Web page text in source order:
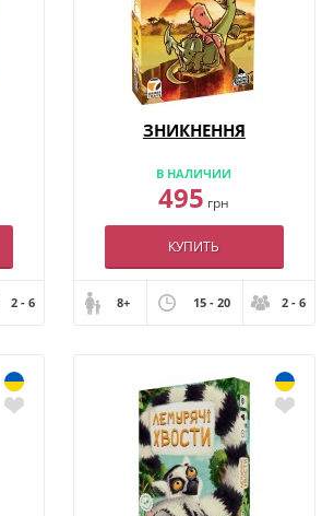
2 - 6
ЗНИКНЕННЯ
В НАЛИЧИИ
495 грн
КУПИТЬ
8+ 15 - 20 2 - 6